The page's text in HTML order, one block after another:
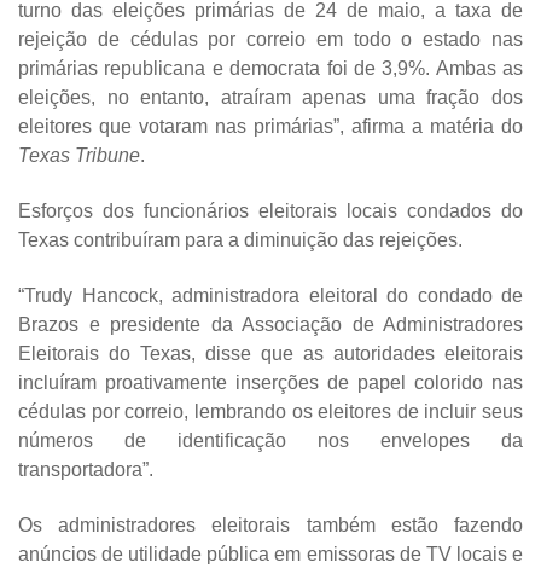
turno das eleições primárias de 24 de maio, a taxa de
rejeição de cédulas por correio em todo o estado nas
primárias republicana e democrata foi de 3,9%. Ambas as
eleições, no entanto, atraíram apenas uma fração dos
eleitores que votaram nas primárias”, afirma a matéria do
Texas Tribune.
Esforços dos funcionários eleitorais locais condados do
Texas contribuíram para a diminuição das rejeições.
“Trudy Hancock, administradora eleitoral do condado de
Brazos e presidente da Associação de Administradores
Eleitorais do Texas, disse que as autoridades eleitorais
incluíram proativamente inserções de papel colorido nas
cédulas por correio, lembrando os eleitores de incluir seus
números de identificação nos envelopes da
transportadora”.
Os administradores eleitorais também estão fazendo
anúncios de utilidade pública em emissoras de TV locais e